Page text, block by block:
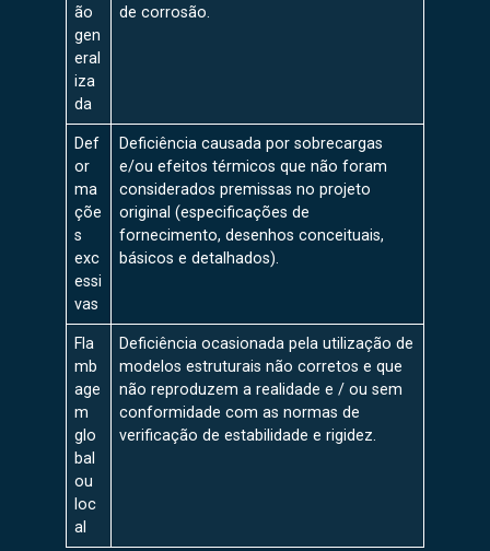
ão
gen
eral
iza
da
de corrosão.
Def
or
ma
çõe
s
exc
essi
vas
Deficiência causada por sobrecargas
e/ou efeitos térmicos que não foram
considerados premissas no projeto
original (especificações de
fornecimento, desenhos conceituais,
básicos e detalhados).
Fla
mb
age
m
glo
bal
ou
loc
al
Deficiência ocasionada pela utilização de
modelos estruturais não corretos e que
não reproduzem a realidade e / ou sem
conformidade com as normas de
verificação de estabilidade e rigidez.